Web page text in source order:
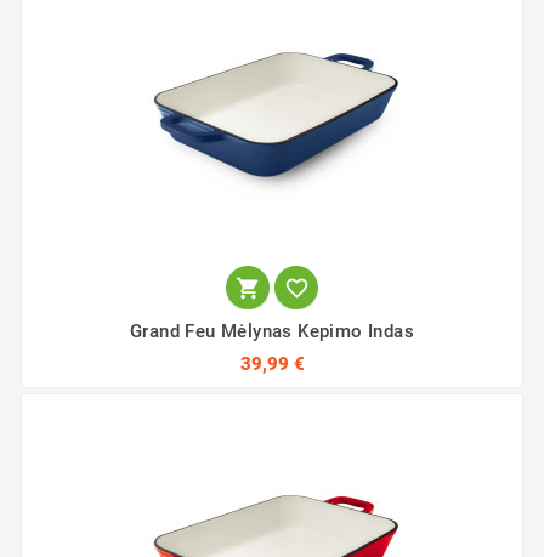
 
Grand Feu Mėlynas Kepimo Indas
39,99 €